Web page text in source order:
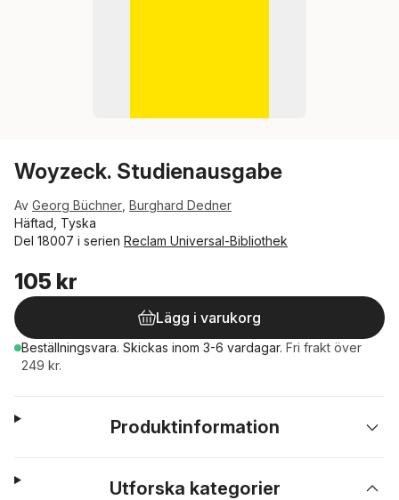
Woyzeck. Studienausgabe
Av Georg Büchner Burghard Dedner
Häftad, Tyska
Del 18007 i serien Reclam Universal-Bibliothek
105 kr
Lägg i varukorg
Beställningsvara. Skickas inom 3-6 vardagar. Fri frakt över
249 kr.
Produktinformation
Utforska kategorier